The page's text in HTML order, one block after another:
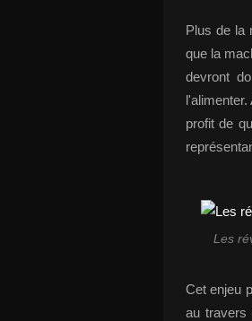
Plus de la
que la
devront
profit de
Les
Cet enjeu
au travers